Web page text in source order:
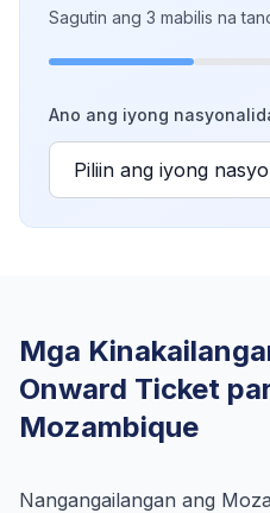
Sagutin ang 3 mabilis na
Ano ang iyong
Mga
Onward Ticket
Mozambique
Nangangailangan ang